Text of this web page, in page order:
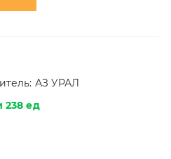
АЗ УРАЛ
238 ед